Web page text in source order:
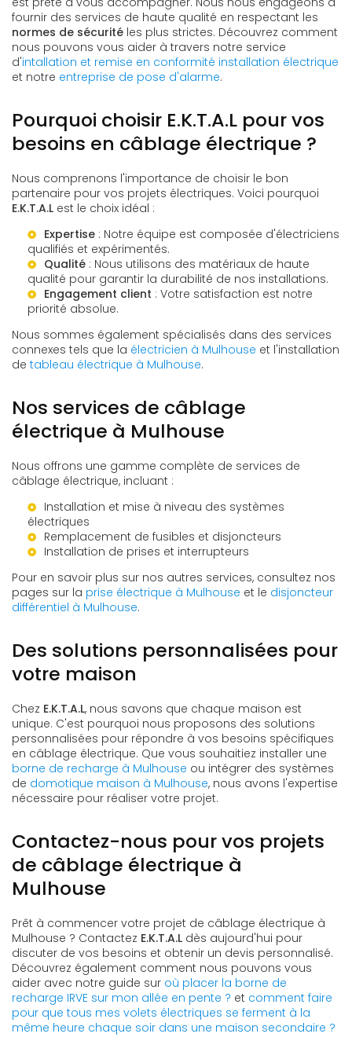
fournir des services de haute qualité en respectant les
normes de sécurité les plus strictes. Découvrez comment
nous pouvons vous aider à travers notre service
d'intallation et remise en conformité installation électrique
et notre entreprise de pose d'alarme.
Pourquoi choisir E.K.T.A.L pour vos
besoins en câblage électrique ?
Nous comprenons l'importance de choisir le bon
partenaire pour vos projets électriques. Voici pourquoi
E.K.T.A.L est le choix idéal :
Expertise : Notre équipe est composée d'électriciens
qualifiés et expérimentés.
Qualité : Nous utilisons des matériaux de haute
qualité pour garantir la durabilité de nos installations.
Engagement client : Votre satisfaction est notre
priorité absolue.
Nous sommes également spécialisés dans des services
connexes tels que la électricien à Mulhouse et l'installation
de tableau électrique à Mulhouse.
Nos services de câblage
électrique à Mulhouse
Nous offrons une gamme complète de services de
câblage électrique, incluant :
Installation et mise à niveau des systèmes
électriques
Remplacement de fusibles et disjoncteurs
Installation de prises et interrupteurs
Pour en savoir plus sur nos autres services, consultez nos
pages sur la prise électrique à Mulhouse et le disjoncteur
différentiel à Mulhouse.
Des solutions personnalisées pour
votre maison
Chez E.K.T.A.L, nous savons que chaque maison est
unique. C'est pourquoi nous proposons des solutions
personnalisées pour répondre à vos besoins spécifiques
en câblage électrique. Que vous souhaitiez installer une
borne de recharge à Mulhouse ou intégrer des systèmes
de domotique maison à Mulhouse, nous avons l'expertise
nécessaire pour réaliser votre projet.
Contactez-nous pour vos projets
de câblage électrique à
Mulhouse
Prêt à commencer votre projet de câblage électrique à
Mulhouse ? Contactez E.K.T.A.L dès aujourd'hui pour
discuter de vos besoins et obtenir un devis personnalisé.
Découvrez également comment nous pouvons vous
aider avec notre guide sur où placer la borne de
recharge IRVE sur mon allée en pente ? et comment faire
pour que tous mes volets électriques se ferment à la
même heure chaque soir dans une maison secondaire ?